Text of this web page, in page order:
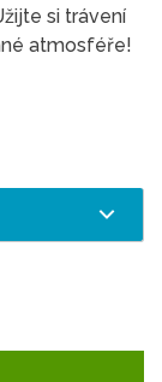
si trávení
atmosféře!